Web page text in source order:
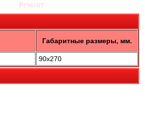
Ремонт
Габаритные размеры, мм.
90x270